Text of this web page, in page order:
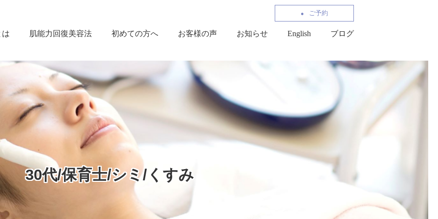
ご予約
は 肌能力回復美容法 初めての方へ お客様の声 お知らせ English ブログ
30代/保育士/シミ/くすみ